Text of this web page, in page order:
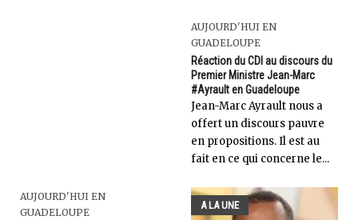
AUJOURD'HUI EN
GUADELOUPE
Réaction du CDI au discours du
Premier Ministre Jean-Marc
#Ayrault en Guadeloupe
Jean-Marc Ayrault nous a
offert un discours pauvre
en propositions. Il est au
fait en ce qui concerne le...
AUJOURD'HUI EN
GUADELOUPE
A LA UNE